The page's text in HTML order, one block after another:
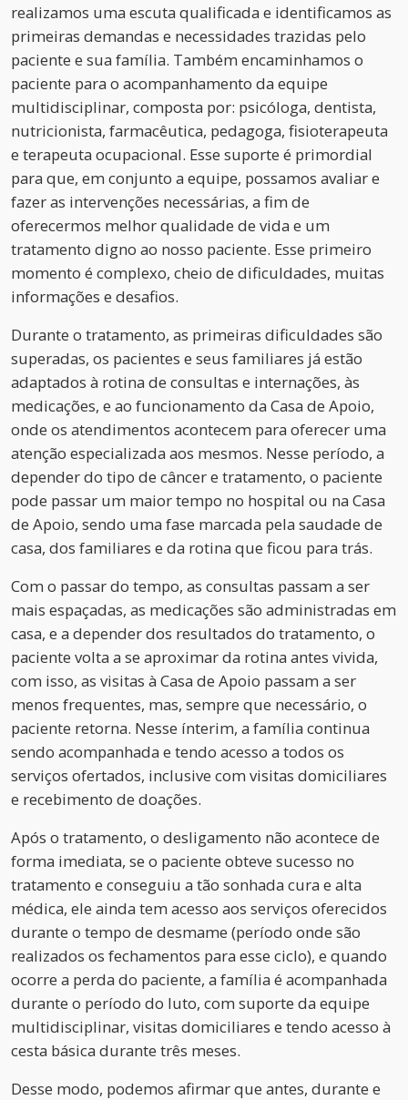
realizamos uma escuta qualificada e identificamos as
primeiras demandas e necessidades trazidas pelo
paciente e sua família. Também encaminhamos o
paciente para o acompanhamento da equipe
multidisciplinar, composta por: psicóloga, dentista,
nutricionista, farmacêutica, pedagoga, fisioterapeuta
e terapeuta ocupacional. Esse suporte é primordial
para que, em conjunto a equipe, possamos avaliar e
fazer as intervenções necessárias, a fim de
oferecermos melhor qualidade de vida e um
tratamento digno ao nosso paciente. Esse primeiro
momento é complexo, cheio de dificuldades, muitas
informações e desafios.
Durante o tratamento, as primeiras dificuldades são
superadas, os pacientes e seus familiares já estão
adaptados à rotina de consultas e internações, às
medicações, e ao funcionamento da Casa de Apoio,
onde os atendimentos acontecem para oferecer uma
atenção especializada aos mesmos. Nesse período, a
depender do tipo de câncer e tratamento, o paciente
pode passar um maior tempo no hospital ou na Casa
de Apoio, sendo uma fase marcada pela saudade de
casa, dos familiares e da rotina que ficou para trás.
Com o passar do tempo, as consultas passam a ser
mais espaçadas, as medicações são administradas em
casa, e a depender dos resultados do tratamento, o
paciente volta a se aproximar da rotina antes vivida,
com isso, as visitas à Casa de Apoio passam a ser
menos frequentes, mas, sempre que necessário, o
paciente retorna. Nesse ínterim, a família continua
sendo acompanhada e tendo acesso a todos os
serviços ofertados, inclusive com visitas domiciliares
e recebimento de doações.
Após o tratamento, o desligamento não acontece de
forma imediata, se o paciente obteve sucesso no
tratamento e conseguiu a tão sonhada cura e alta
médica, ele ainda tem acesso aos serviços oferecidos
durante o tempo de desmame (período onde são
realizados os fechamentos para esse ciclo), e quando
ocorre a perda do paciente, a família é acompanhada
durante o período do luto, com suporte da equipe
multidisciplinar, visitas domiciliares e tendo acesso à
cesta básica durante três meses.
Desse modo, podemos afirmar que antes, durante e